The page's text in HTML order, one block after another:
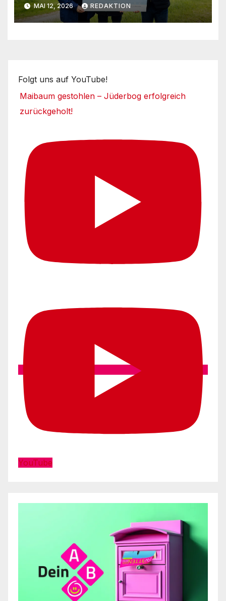
MAI 12, 2026 REDAKTION
Folgt uns auf YouTube!
Maibaum gestohlen – Jüderbog erfolgreich
zurückgeholt!
YouTube